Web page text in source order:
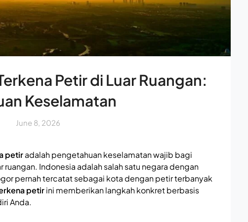
Petir di Luar Ruangan:
Keselamatan
June 8, 2026
petiradalah pengetahuan keselamatan wajib bagi
Indonesia adalah salah satu negara dengan
pernah tercatat sebagai kota dengan petir terbanyak
petirini memberikan langkah konkret berbasis
Anda.